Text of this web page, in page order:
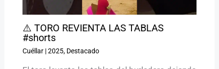
⚠️ TORO REVIENTA LAS TABLAS
#shorts
Cuéllar|2025, Destacado